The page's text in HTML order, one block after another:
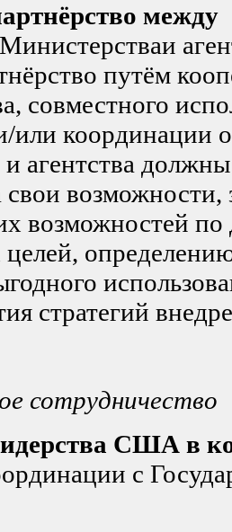
между
Министерстваи
путём
совместного
или координации
агентства
свои
возможностей
стратегий
сотрудничество
США в
с